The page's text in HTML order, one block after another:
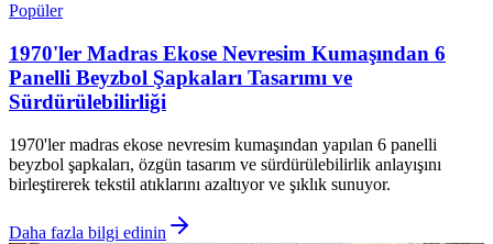
Popüler
1970'ler Madras Ekose Nevresim Kumaşından 6
Panelli Beyzbol Şapkaları Tasarımı ve
Sürdürülebilirliği
1970'ler madras ekose nevresim kumaşından yapılan 6 panelli
beyzbol şapkaları, özgün tasarım ve sürdürülebilirlik anlayışını
birleştirerek tekstil atıklarını azaltıyor ve şıklık sunuyor.
Daha fazla bilgi edinin